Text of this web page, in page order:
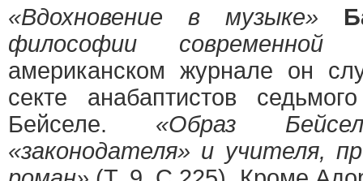
«Вдохновение в музыке»
философии современной
американском журнале он
секте анабаптистов
Бейселе. «Образ
«законодателя» и учителя,